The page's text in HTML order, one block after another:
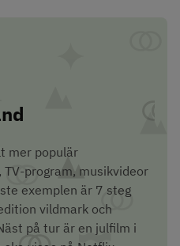
mer populär
program, musikvideor
exemplen är 7 steg
vildmark och
på tur är en julfilm i